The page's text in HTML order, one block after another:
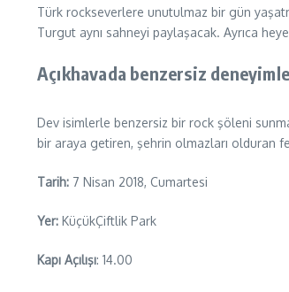
Türk rockseverlere unutulmaz bir gün
Turgut aynı sahneyi paylaşacak. Ayrıca
Açıkhavada benzersiz
Dev isimlerle benzersiz bir rock şöleni
bir araya getiren, şehrin olmazları olduran
Tarih: 7 Nisan 2018, Cumartesi
Yer: KüçükÇiftlik Park
Kapı Açılışı: 14.00